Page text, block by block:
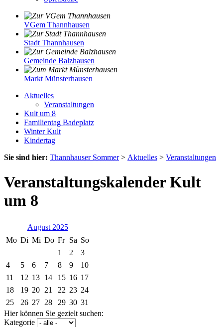
VGem Thannhausen
Stadt Thannhausen
Gemeinde Balzhausen
Markt Münsterhausen
Aktuelles
Veranstaltungen
Kult um 8
Familientag Badeplatz
Winter Kult
Kindertag
Sie sind hier: Thannhauser Sommer> Aktuelles > Veranstaltungen
Veranstaltungskalender Kult
um 8
August 2025
Mo Di Mi Do Fr Sa So
1
2
3
4
5 6 7 8 9
10
11
12 13 14 15 16 17
18
19 20 21 22 23 24
25
26 27 28 29 30 31
Hier können Sie gezielt suchen:
Kategorie